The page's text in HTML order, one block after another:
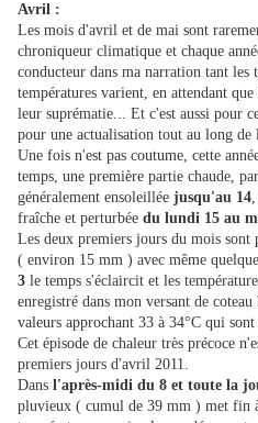
Avril :
Les mois d'avril et de mai sont
chroniqueur climatique et chaque
conducteur dans ma narration tant les
températures varient, en attendant
leur suprématie... Et c'est aussi pour
pour une actualisation tout au long de
Une fois n'est pas coutume, cette
temps, une première partie chaude,
généralement ensoleillée jusqu'au 14
fraîche et perturbée du lundi 15 au
Les deux premiers jours du mois sont
( environ 15 mm ) avec même
3 le temps s'éclaircit et les
enregistré dans mon versant de
valeurs approchant 33 à 34°C qui
Cet épisode de chaleur très précoce
premiers jours d'avril 2011.
Dans l'après-midi du 8 et toute la
pluvieux ( cumul de 39 mm ) met fin